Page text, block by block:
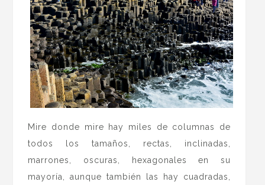
Mire donde mire hay miles de columnas de
todos los tamaños, rectas, inclinadas,
marrones, oscuras, hexagonales en su
mayoría, aunque también las hay cuadradas,